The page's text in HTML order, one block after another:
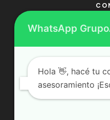
Dirección: Juan
Email:
WhatsApp
Hola 👋, hacé tu
asesoramiento